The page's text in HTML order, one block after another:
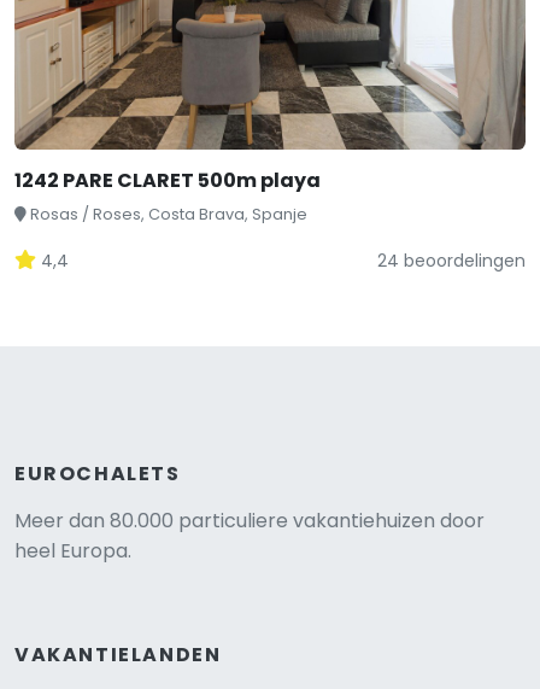
1242 PARE CLARET 500m playa
Rosas / Roses, Costa Brava, Spanje
4,4 24 beoordelingen
EUROCHALETS
Meer dan 80.000 particuliere vakantiehuizen door
heel Europa.
VAKANTIELANDEN